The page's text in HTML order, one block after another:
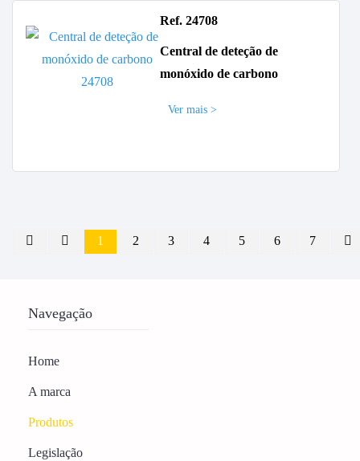
Ref. 24708
Central de deteção de
monóxido de carbono
Ver mais >
1 2 3 4 5 6 7
Navegação
Home
A marca
Produtos
Legislação